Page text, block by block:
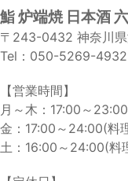
鮨 炉端焼 日本酒
〒243-0432 神奈川
Tel：050-5269-4932
【営業時間】
月～木：17:00～
金：17:00～24:00(料
土：16:00～24:00(料